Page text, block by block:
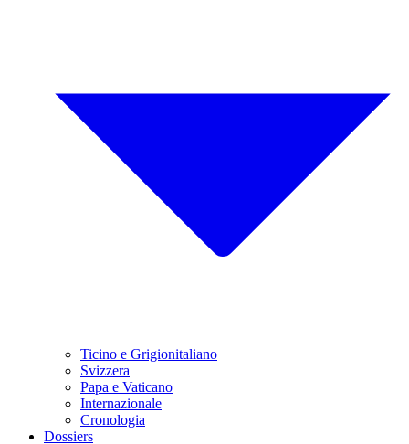
Ticino e Grigionitaliano
Svizzera
Papa e Vaticano
Internazionale
Cronologia
Dossiers